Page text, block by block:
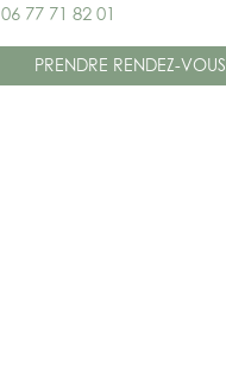
06 77 71 82 01
PRENDRE RENDEZ-VOUS